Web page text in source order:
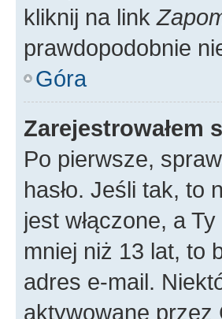
kliknij na link
prawdopodobnie
Góra
Zarejestrowałem
Po pierwsze,
hasło. Jeśli tak, to
jest włączone, a
mniej niż 13 lat, to
adres e-mail.
aktywowane przez